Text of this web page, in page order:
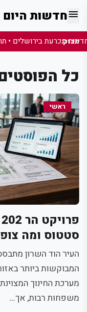
menuחדשות היום
מבזק:
כל
ראשי
סטטוס ומה
המבוקשות ביותר
מערכת החינוך
משפחות רבות, אך...